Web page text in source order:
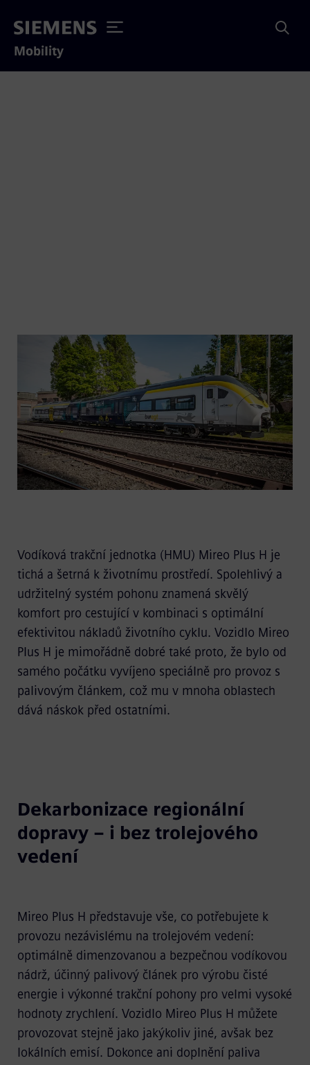
Mobility
Vodíková trakční jednotka (HMU) Mireo Plus H je
tichá a šetrná k životnímu prostředí. Spolehlivý a
udržitelný systém pohonu znamená skvělý
komfort pro cestující v kombinaci s optimální
efektivitou nákladů životního cyklu. Vozidlo Mireo
Plus H je mimořádně dobré také proto, že bylo od
samého počátku vyvíjeno speciálně pro provoz s
palivovým článkem, což mu v mnoha oblastech
dává náskok před ostatními.
Dekarbonizace regionální
dopravy – i bez trolejového
vedení
Mireo Plus H představuje vše, co potřebujete k
provozu nezávislému na trolejovém vedení:
optimálně dimenzovanou a bezpečnou vodíkovou
nádrž, účinný palivový článek pro výrobu čisté
energie i výkonné trakční pohony pro velmi vysoké
hodnoty zrychlení. Vozidlo Mireo Plus H můžete
provozovat stejně jako jakýkoliv jiné, avšak bez
lokálních emisí. Dokonce ani doplnění paliva